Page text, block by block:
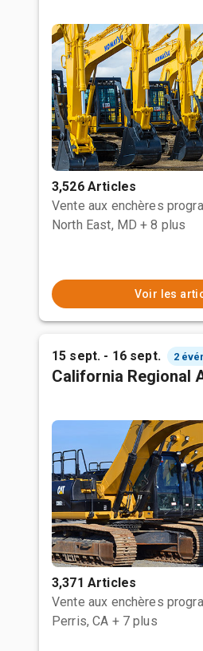
3,526 Articles
Vente aux enchères
North East, MD + 8 plus
Voir les
15 sept. - 16 sept. 2
California Regional
3,371 Articles
Vente aux enchères
Perris, CA + 7 plus